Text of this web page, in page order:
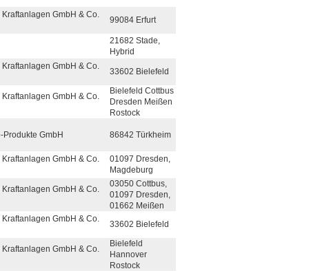
GmbH & Co.
99084 Erfurt
21682 Stade,
Hybrid
GmbH & Co.
33602 Bielefeld
GmbH & Co.
Bielefeld Cottbus
Dresden Meißen
Rostock
GmbH 86842 Türkheim
GmbH & Co.
01097 Dresden,
Magdeburg
GmbH & Co.
03050 Cottbus,
01097 Dresden,
01662 Meißen
GmbH & Co.
33602 Bielefeld
GmbH & Co.
Bielefeld
Hannover
Rostock